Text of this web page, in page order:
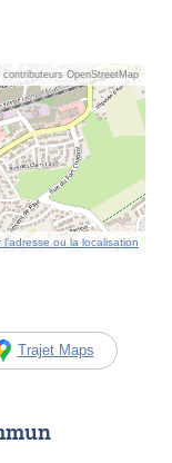
OpenStreetMap
l’adresse ou la localisation
Trajet Maps